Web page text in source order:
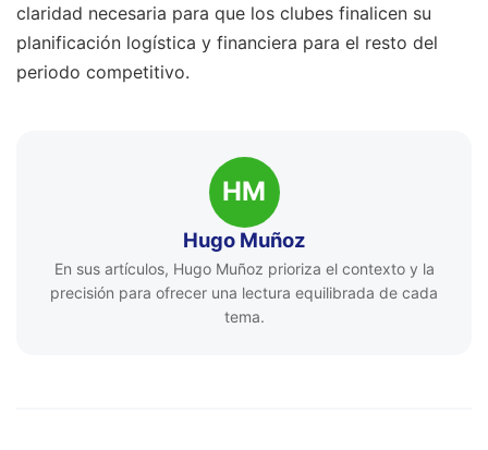
claridad necesaria para que los clubes finalicen su
planificación logística y financiera para el resto del
periodo competitivo.
HM
Hugo Muñoz
En sus artículos, Hugo Muñoz prioriza el contexto y la
precisión para ofrecer una lectura equilibrada de cada
tema.